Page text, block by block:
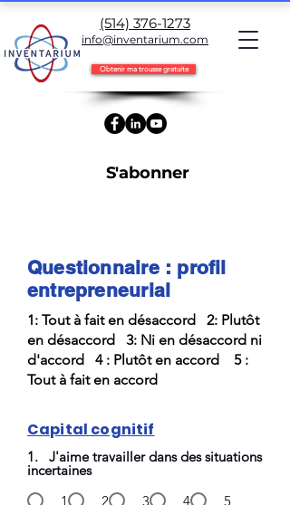
(514) 376-1273
info@inventarium.com
S'abonner
Obtenir ma trousse gratuite
Questionnaire : profil
entrepreneurial
1: Tout à fait en désaccord 2: Plutôt
en désaccord 3: Ni en désaccord ni
d'accord 4 : Plutôt en accord 5 :
Tout à fait en accord
Capital cognitif
1. J'aime travailler dans des situations
incertaines
1
2 3 4
5